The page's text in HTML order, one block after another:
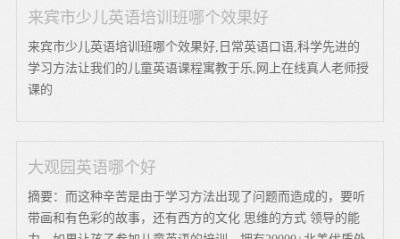
来宾市少儿英语培训班哪个效果好
来宾市少儿英语培训班哪个效果好,日常英语口语,科学先进的
学习方法让我们的儿童英语课程寓教于乐,网上在线真人老师授
课的
大观园英语哪个好
摘要：而这种辛苦是由于学习方法出现了问题而造成的，要听
带画和有色彩的故事，还有西方的文化 思维的方式 领导的能